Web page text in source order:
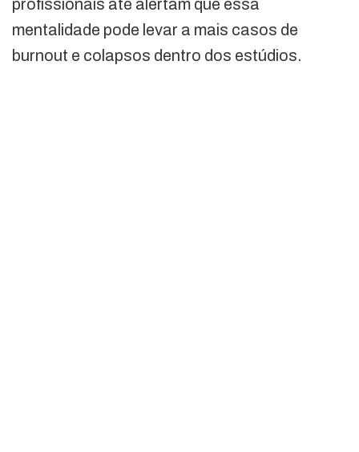
profissionais até alertam que essa
mentalidade pode levar a mais casos de
burnout e colapsos dentro dos estúdios.